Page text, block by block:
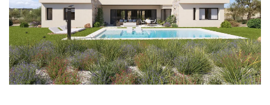
Las Vistas Yecla
Trouvez votre villa
Propriétés clés en main